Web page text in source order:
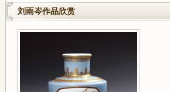
刘雨岑作品欣赏